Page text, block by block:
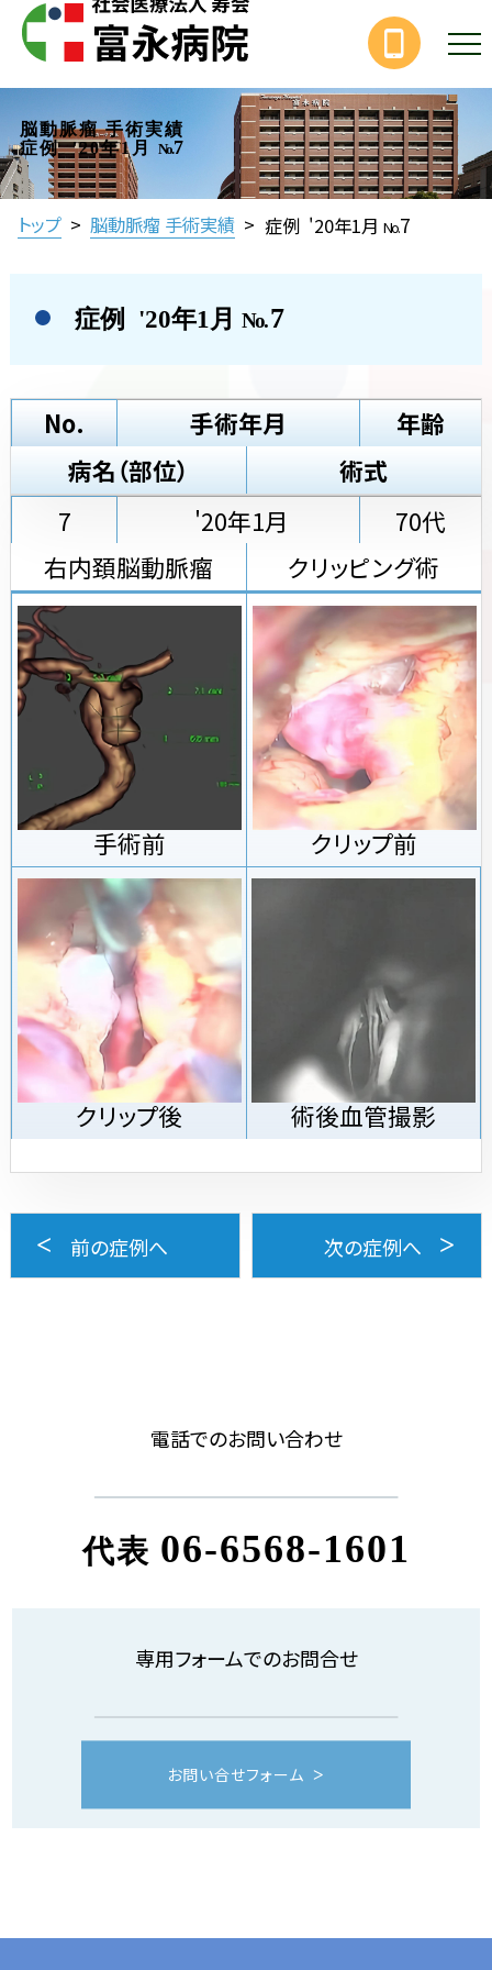
脳動脈瘤 手術実績
症例 '20年1月
No.7
トップ > 脳動脈瘤 手術実績 > 症例 '20年1月 No.7
症例 '20年1月 No.7
No. 手術年月
年齢
病名（部位）
術式
7
'20年1月
70代
右内頚脳動脈瘤
クリッピング術
手術前 クリップ前
クリップ後 術後血管撮影
前の症例へ 次の症例へ
電話でのお問い合わせ
代表 06-6568-1601
専用フォームでのお問合せ
お問い合せフォーム